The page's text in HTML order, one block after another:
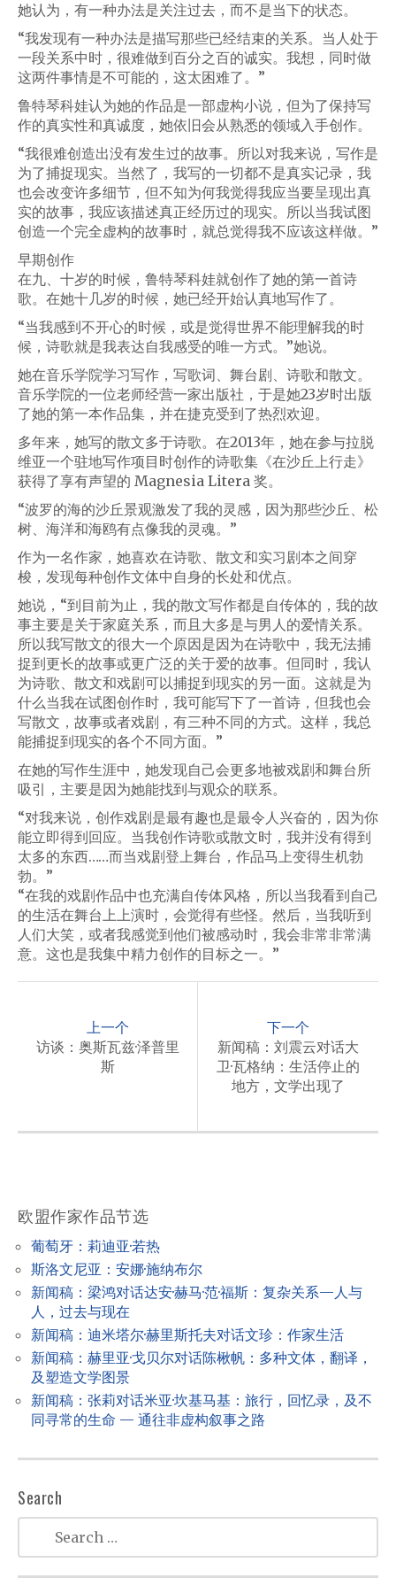
她认为，有一种办法是关注过去，而不是当下的状态。
“我发现有一种办法是描写那些已经结束的关系。当人处于
一段关系中时，很难做到百分之百的诚实。我想，同时做
这两件事情是不可能的，这太困难了。”
鲁特琴科娃认为她的作品是一部虚构小说，但为了保持写
作的真实性和真诚度，她依旧会从熟悉的领域入手创作。
“我很难创造出没有发生过的故事。所以对我来说，写作是
为了捕捉现实。当然了，我写的一切都不是真实记录，我
也会改变许多细节，但不知为何我觉得我应当要呈现出真
实的故事，我应该描述真正经历过的现实。所以当我试图
创造一个完全虚构的故事时，就总觉得我不应该这样做。”
早期创作
在九、十岁的时候，鲁特琴科娃就创作了她的第一首诗
歌。在她十几岁的时候，她已经开始认真地写作了。
“当我感到不开心的时候，或是觉得世界不能理解我的时
候，诗歌就是我表达自我感受的唯一方式。”她说。
她在音乐学院学习写作，写歌词、舞台剧、诗歌和散文。
音乐学院的一位老师经营一家出版社，于是她23岁时出版
了她的第一本作品集，并在捷克受到了热烈欢迎。
多年来，她写的散文多于诗歌。在2013年，她在参与拉脱
维亚一个驻地写作项目时创作的诗歌集《在沙丘上行走》
获得了享有声望的 Magnesia Litera 奖。
“波罗的海的沙丘景观激发了我的灵感，因为那些沙丘、松
树、海洋和海鸥有点像我的灵魂。”
作为一名作家，她喜欢在诗歌、散文和实习剧本之间穿
梭，发现每种创作文体中自身的长处和优点。
她说，“到目前为止，我的散文写作都是自传体的，我的故
事主要是关于家庭关系，而且大多是与男人的爱情关系。
所以我写散文的很大一个原因是因为在诗歌中，我无法捕
捉到更长的故事或更广泛的关于爱的故事。但同时，我认
为诗歌、散文和戏剧可以捕捉到现实的另一面。这就是为
什么当我在试图创作时，我可能写下了一首诗，但我也会
写散文，故事或者戏剧，有三种不同的方式。这样，我总
能捕捉到现实的各个不同方面。”
在她的写作生涯中，她发现自己会更多地被戏剧和舞台所
吸引，主要是因为她能找到与观众的联系。
“对我来说，创作戏剧是最有趣也是最令人兴奋的，因为你
能立即得到回应。当我创作诗歌或散文时，我并没有得到
太多的东西……而当戏剧登上舞台，作品马上变得生机勃
勃。”
“在我的戏剧作品中也充满自传体风格，所以当我看到自己
的生活在舞台上上演时，会觉得有些怪。然后，当我听到
人们大笑，或者我感觉到他们被感动时，我会非常非常满
意。这也是我集中精力创作的目标之一。”
a
g
a
t
i
o
n
上一个
访谈：奥斯瓦兹·泽普里
斯
下一个
新闻稿：刘震云对话大
卫·瓦格纳：生活停止的
地方，文学出现了
欧盟作家作品节选
葡萄牙：莉迪亚·若热
斯洛文尼亚：安娜·施纳布尔
新闻稿：梁鸿对话达安·赫马·范·福斯：复杂关系—人与
人，过去与现在
新闻稿：迪米塔尔·赫里斯托夫对话文珍：作家生活
新闻稿：赫里亚·戈贝尔对话陈楸帆：多种文体，翻译，
及塑造文学图景
新闻稿：张莉对话米亚·坎基马基：旅行，回忆录，及不
同寻常的生命 — 通往非虚构叙事之路
Search